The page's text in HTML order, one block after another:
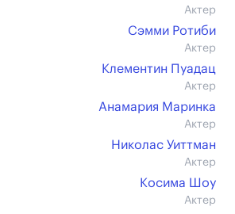
Актер
Сэмми Ротиби
Актер
Клементин Пуадац
Актер
Анамария Маринка
Актер
Николас Уиттман
Актер
Косима Шоу
Актер